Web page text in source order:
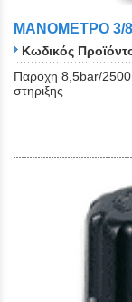
ΜΑΝΟΜΕΤΡΟ 3/8
Κωδικός
Παροχη 8,5bar/
στηριξης